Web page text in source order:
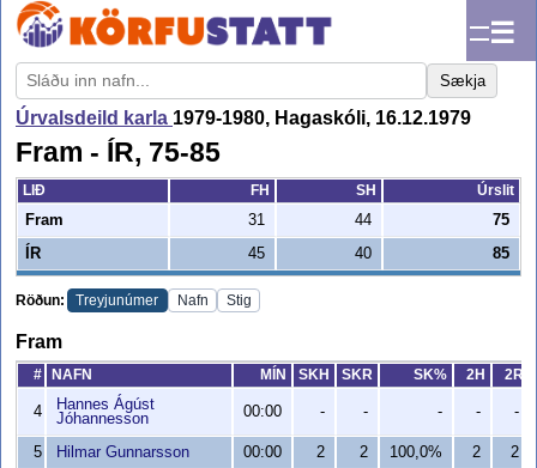
☰
Sækja
Úrvalsdeild karla 1979-1980, Hagaskóli, 16.12.1979
Fram - ÍR, 75-85
LIÐ FH SH
Úrslit
Fram
31 44
75
ÍR
45 40 85
Röðun: Treyjunúmer Nafn Stig
Fram
# NAFN MÍN SKH SKR SK% 2H 2R
4
Hannes Ágúst
Jóhannesson
00:00 - - - - -
5 Hilmar Gunnarsson 00:00 2 2 100,0% 2
2